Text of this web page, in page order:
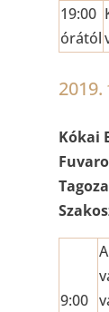
19:00
órától
Kókai
9:00